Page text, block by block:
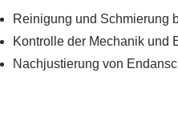
Reinigung und Schmierung
Kontrolle der Mechanik und
Nachjustierung von